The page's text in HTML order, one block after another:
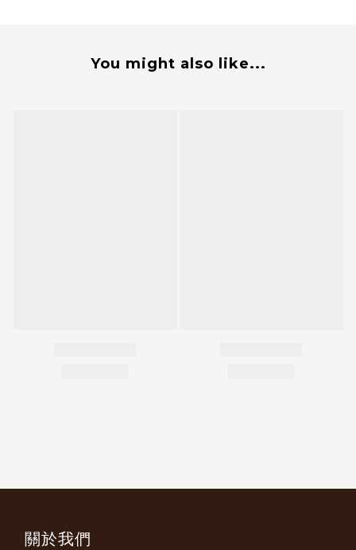
You might also like...
關於我們